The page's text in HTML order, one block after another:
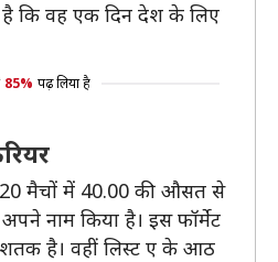
है कि वह एक दिन देश के लिए
85% पढ़ लिया है
मैचों में 40.00 की औसत से
नाम किया है। इस फॉर्मेट
है। वहीं लिस्ट ए के आठ